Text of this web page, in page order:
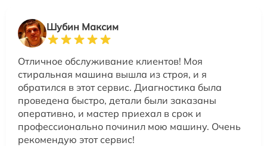
Шубин Максим
Отличное обслуживание клиентов! Моя
стиральная машина вышла из строя, и я
обратился в этот сервис. Диагностика была
проведена быстро, детали были заказаны
оперативно, и мастер приехал в срок и
профессионально починил мою машину. Очень
рекомендую этот сервис!